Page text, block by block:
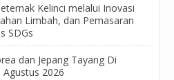
Kelinci melalui Inovasi
Limbah, dan Pemasaran
SDGs
dan Jepang Tayang Di
2026